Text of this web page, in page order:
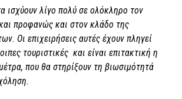
ισχύουν λίγο πολύ σε ολόκληρο τον
προφανώς και στον κλάδο της
Οι επιχειρήσεις αυτές έχουν πληγεί
τουριστικές και είναι επιτακτική η
που θα στηρίξουν τη βιωσιμότητά